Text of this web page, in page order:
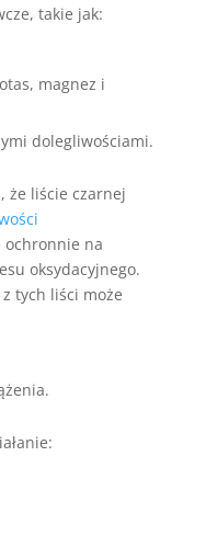
takie jak:
magnez i
dolegliwościami.
że liście czarnej
ochronnie na
oksydacyjnego.
tych liści może